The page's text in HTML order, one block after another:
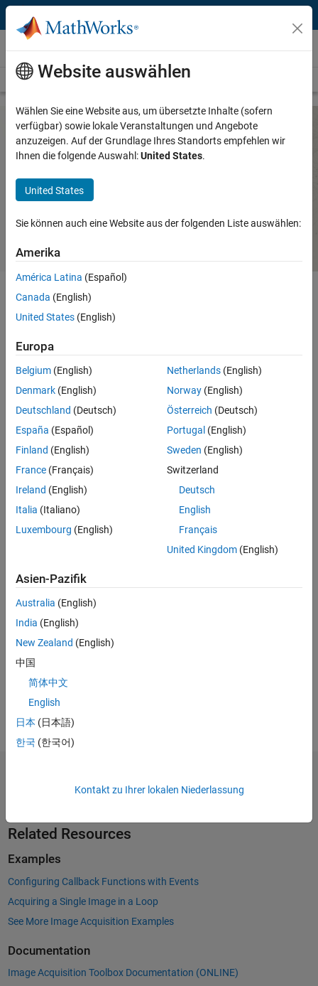
Weiter zum Inhalt
Hardware Support
Overview Search Hardware Support
JAI Camera Support from Image
Acquisition Toolbox
and images.
UsingJAIcameras withMATLAB
computer vision workflows.
Please see the industry standards below for details and operating
system support:
Please see theTroubleshooting section of theImage Acquisition
Toolboxdocumentation for additional information.
Related Resources
Examples
Configuring Callback Functions with Events
Acquiring a Single Image in a Loop
See More Image Acquisition Examples
Documentation
Image Acquisition Toolbox Documentation (ONLINE)
Website auswählen
Wählen Sie eine Website aus, um übersetzte Inhalte (sofern
verfügbar) sowie lokale Veranstaltungen und Angebote
anzuzeigen. Auf der Grundlage Ihres Standorts empfehlen wir
Ihnen die folgende Auswahl:United States.
United States
Sie können auch eine Website aus der folgenden Liste auswählen:
Amerika
América Latina (Español)
Canada (English)
United States (English)
Europa
Belgium (English)
Denmark (English)
Deutschland (Deutsch)
España (Español)
Finland (English)
France (Français)
Ireland (English)
Italia (Italiano)
Luxembourg (English)
Netherlands(English)
Norway(English)
Österreich (Deutsch)
Portugal (English)
Sweden (English)
Switzerland
Deutsch
English
Français
United Kingdom(English)
Asien-Pazifik
Australia (English)
India (English)
New Zealand (English)
中国
简体中文
English
日本 (日本語)
한국 (한국어)
Kontakt zu Ihrer lokalen Niederlassung